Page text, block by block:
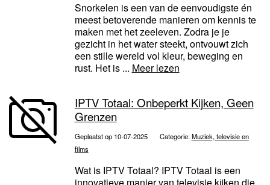
Snorkelen is een van de eenvoudigste én
meest betoverende manieren om kennis te
maken met het zeeleven. Zodra je je
gezicht in het water steekt, ontvouwt zich
een stille wereld vol kleur, beweging en
rust. Het is ... Meer lezen
IPTV Totaal: Onbeperkt Kijken, Geen
Grenzen
Geplaatst op 10-07-2025 Categorie:Muziek, televisie en
films
Wat is IPTV Totaal? IPTV Totaal is een